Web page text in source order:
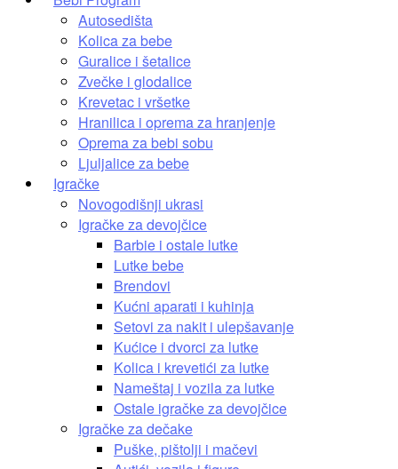
Autosedišta
Kolica za bebe
Guralice i šetalice
Zvečke i glodalice
Krevetac i vršetke
Hranilica i oprema za hranjenje
Oprema za bebi sobu
Ljuljalice za bebe
Igračke
Novogodišnji ukrasi
Igračke za devojčice
Barbie i ostale lutke
Lutke bebe
Brendovi
Kućni aparati i kuhinja
Setovi za nakit i ulepšavanje
Kućice i dvorci za lutke
Kolica i krevetići za lutke
Nameštaj i vozila za lutke
Ostale igračke za devojčice
Igračke za dečake
Puške, pištolji i mačevi